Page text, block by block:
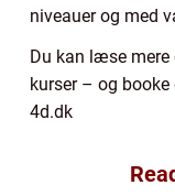
niveauer og med
Du kan læse
kurser – og booke
4d.dk